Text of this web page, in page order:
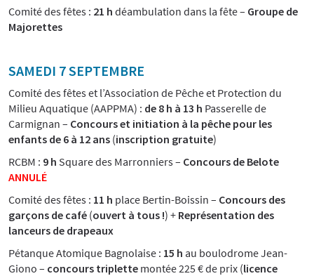
Comité des fêtes : 21 h déambulation dans la fête – Groupe de
Majorettes
SAMEDI 7 SEPTEMBRE
Comité des fêtes et l’Association de Pêche et Protection du
Milieu Aquatique (AAPPMA) : de 8 h à 13 h Passerelle de
Carmignan – Concours et initiation à la pêche pour les
enfants de 6 à 12 ans (inscription gratuite)
RCBM : 9 h Square des Marronniers – Concours de Belote
ANNULÉ
Comité des fêtes : 11 h place Bertin-Boissin – Concours des
garçons de café (ouvert à tous !) + Représentation des
lanceurs de drapeaux
Pétanque Atomique Bagnolaise : 15 h au boulodrome Jean-
Giono – concours triplette montée 225 € de prix (licence